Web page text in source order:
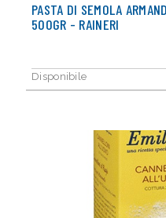
PASTA DI SEMOLA
500GR - RAINERI
Disponibile